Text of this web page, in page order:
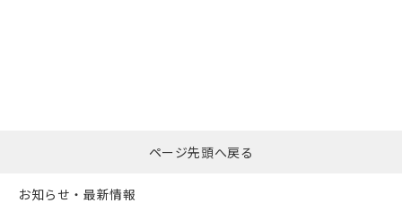
括ダウンロード
ページ先頭へ戻る
お知らせ・最新情報